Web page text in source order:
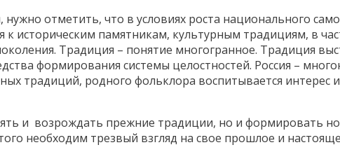
отметить, что в условиях роста национального
к историческим памятникам, культурным традициям, в
Традиция – понятие многогранное. Традиция
формирования системы целостностей. Россия –
традиций, родного фольклора воспитывается интерес
и возрождать прежние традиции, но и формировать
необходим трезвый взгляд на свое прошлое и